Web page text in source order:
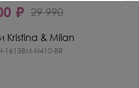
₽ 29 990
Kristina & Milan
1613BM-N410-BR